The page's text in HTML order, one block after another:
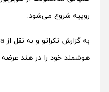
روپیه شروع می‌شود.
به گزارش تکراتو و به نقل از
هوشمند خود را در هند عرضه